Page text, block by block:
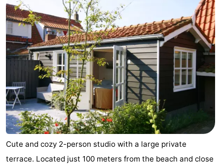
Cute and cozy 2-person studio with a large private
terrace. Located just 100 meters from the beach and close